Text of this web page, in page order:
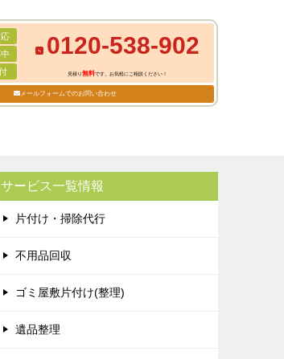
0120-538-902
見積り無料です。お気軽にご相談ください！
メールフォームでのお問い合わせ
サービス一覧情報
片付け・掃除代行
不用品回収
ゴミ屋敷片付け(整理)
遺品整理